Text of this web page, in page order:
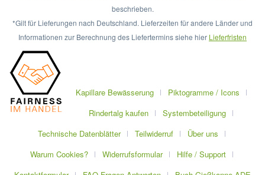
beschrieben.
*Gilt für Lieferungen nach Deutschland. Lieferzeiten für andere Länder und
Informationen zur Berechnung des Liefertermins siehe hier Lieferfristen
Kapillare Bewässerung
Piktogramme / Icons
Rindertalg kaufen
Systembeteiligung
Technische Datenblätter
Teilwiderruf
Über uns
Warum Cookies?
Widerrufsformular
Hilfe / Support